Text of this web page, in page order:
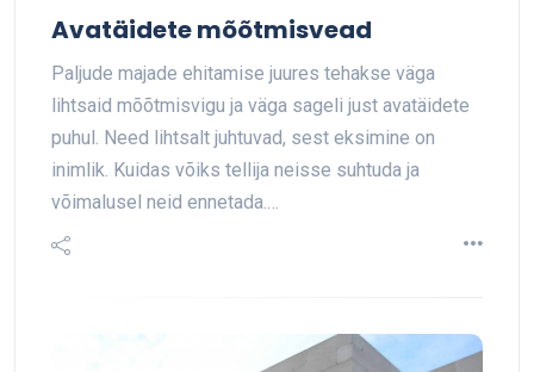
Avatäidete mõõtmisvead
Paljude majade ehitamise juures tehakse väga
lihtsaid mõõtmisvigu ja väga sageli just avatäidete
puhul. Need lihtsalt juhtuvad, sest eksimine on
inimlik. Kuidas võiks tellija neisse suhtuda ja
võimalusel neid ennetada.…